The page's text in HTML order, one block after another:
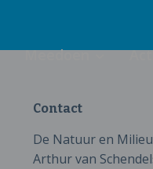
Meedoen
Contact
De Natuur en
Arthur van